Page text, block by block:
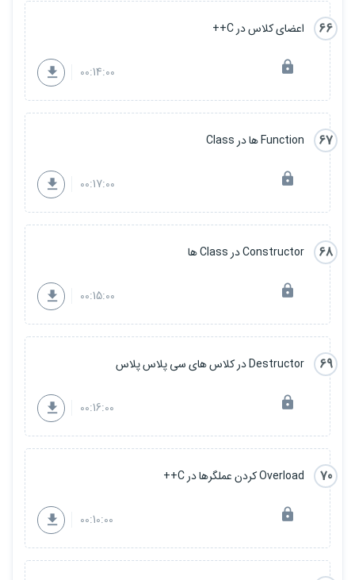
66 اعضای کلاس در C++
00:14:00
67 Function ها در Class
00:17:00
68 Constructor در Class ها
00:15:00
69 Destructor در کلاس های سی پلاس پلاس
00:16:00
70 Overload کردن عملگرها در C++
00:10:00